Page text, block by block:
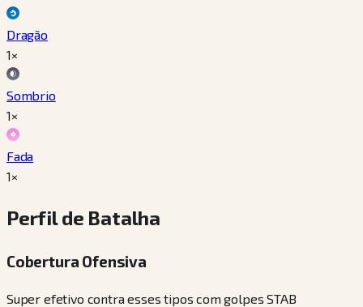
Dragão
1×
Sombrio
1×
Fada
1×
Perfil de Batalha
Cobertura Ofensiva
Super efetivo contra esses tipos com golpes STAB